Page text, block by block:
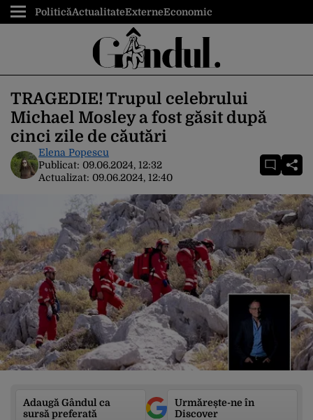
PoliticăActualitateExterneEconomic
TRAGEDIE! Trupul celebrului
Michael Mosley a fost găsit după
cinci zile de căutări
Elena Popescu
Publicat: 09.06.2024, 12:32
Actualizat: 09.06.2024, 12:40
Adaugă Gândul ca
sursă preferată
Urmărește-ne în
Discover